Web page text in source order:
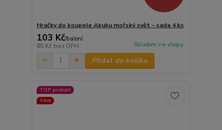
Hračky do koupele Akuku mořský svět – sada 4 ks
103 Kč/balení
85 Kč bez DPH Skladem v e-shopu
Přidat do košíku
TOP produkt
Akce